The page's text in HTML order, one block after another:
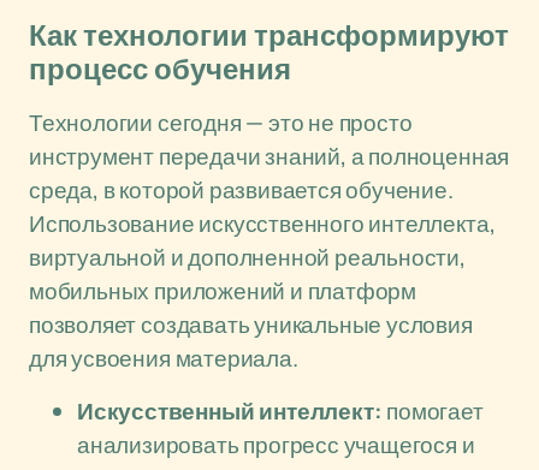
Как технологии трансформируют
процесс обучения
Технологии сегодня — это не просто
инструмент передачи знаний, а полноценная
среда, в которой развивается обучение.
Использование искусственного интеллекта,
виртуальной и дополненной реальности,
мобильных приложений и платформ
позволяет создавать уникальные условия
для усвоения материала.
Искусственный интеллект: помогает
анализировать прогресс учащегося и